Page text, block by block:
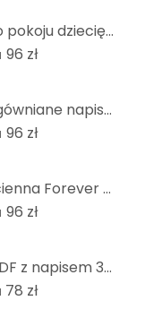
Dekoracja do pokoju dziecięcego słońce - Jesteś moim słońcem - MDF natura
96 zł
zdarzają się gówniane napisy 3D - MDF nature
96 zł
Dekoracja ścienna Forever young - MDF natura
96 zł
Dekoracja MDF z napisem 3D STAY inspired
78 zł